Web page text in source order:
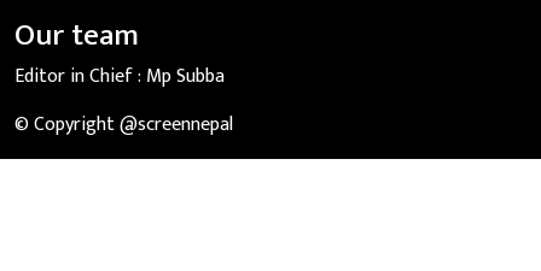
Our team
Editor in Chief : Mp Subba
© Copyright @screennepal